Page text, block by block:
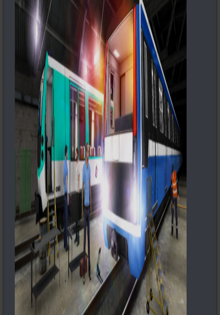
Homeworld (1999)
Серия Galactic Civilizations (2003-
2006)
Nexus: The Jupiter Incident (2004)
Star Wolves (2004-2009)
Sins of a Solar Empire (2008)
Light of Altair (2009)
MMO
EVE Online (2003)
Игры по Star Wars
Игры по Star Trek